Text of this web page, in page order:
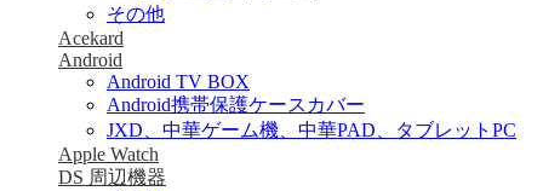
その他
Acekard
Android
Android TV BOX
Android携帯保護ケースカバー
JXD、中華ゲーム機、中華PAD、タブレットPC
Apple Watch
DS 周辺機器